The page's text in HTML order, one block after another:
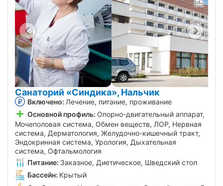
Санаторий «Синдика», Нальчик
Включено: Лечение, питание, проживание
Основной профиль: Опорно-двигательный аппарат,
Мочеполовая система, Обмен веществ, ЛОР, Нервная
система, Дерматология, Желудочно-кишечный тракт,
Эндокринная система, Урология, Дыхательная
система, Офтальмология
Питание: Заказное, Диетическое, Шведский стол
Бассейн: Крытый